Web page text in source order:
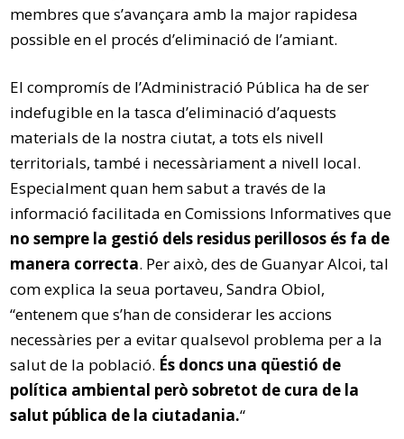
membres que s’avançara amb la major rapidesa
possible en el procés d’eliminació de l’amiant.
El compromís de l’Administració Pública ha de ser
indefugible en la tasca d’eliminació d’aquests
materials de la nostra ciutat, a tots els nivell
territorials, també i necessàriament a nivell local.
Especialment quan hem sabut a través de la
informació facilitada en Comissions Informatives que
no sempre la gestió dels residus perillosos és fa de
manera correcta. Per això, des de Guanyar Alcoi, tal
com explica la seua portaveu, Sandra Obiol,
“entenem que s’han de considerar les accions
necessàries per a evitar qualsevol problema per a la
salut de la població. És doncs una qüestió de
política ambiental però sobretot de cura de la
salut pública de la ciutadania.“